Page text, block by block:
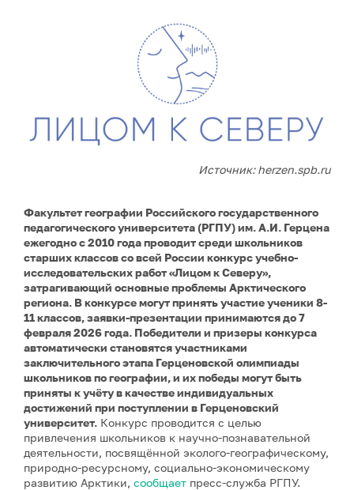
Источник: herzen.spb.ru
Факультет географии Российского государственного
педагогического университета (РГПУ) им. А.И. Герцена
ежегодно с 2010 года проводит среди школьников
старших классов со всей России конкурс учебно-
исследовательских работ «Лицом к Северу»,
затрагивающий основные проблемы Арктического
региона. В конкурсе могут принять участие ученики 8-
11 классов, заявки-презентации принимаются до 7
февраля 2026 года. Победители и призеры конкурса
автоматически становятся участниками
заключительного этапа Герценовской олимпиады
школьников по географии, и их победы могут быть
приняты к учёту в качестве индивидуальных
достижений при поступлении в Герценовский
университет. Конкурс проводится с целью
привлечения школьников к научно-познавательной
деятельности, посвящённой эколого-географическому,
природно-ресурсному, социально-экономическому
развитию Арктики, сообщает пресс-служба РГПУ.